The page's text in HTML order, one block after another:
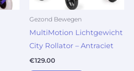
Gezond Bewegen
MultiMotion Lichtgewicht
City Rollator – Antraciet
€129.00